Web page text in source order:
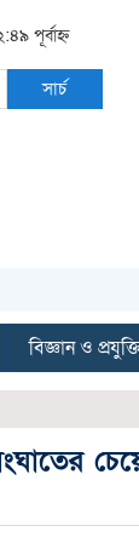
পূর্বাহ্ন
সার্চ
বিজ্ঞান ও